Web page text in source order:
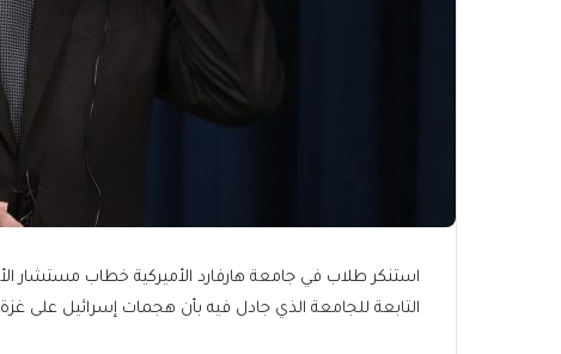
استنكر طلاب في جامعة هارفارد الأميركية خطاب مستشار
التابعة للجامعة الذي جادل فيه بأن هجمات إسرائيل على